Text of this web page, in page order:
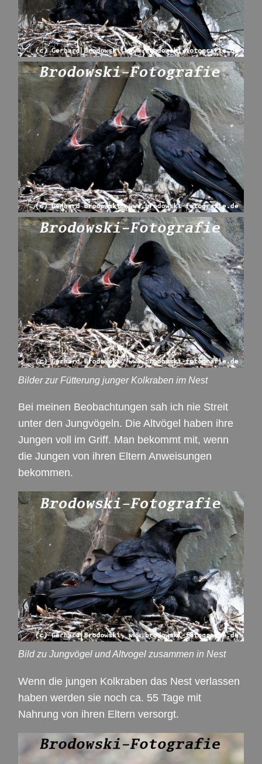
Bilder zur Fütterung junger Kolkraben im Nest
Bei meinen Beobachtungen sah ich nie Streit
unter den Jungvögeln. Die Altvögel haben ihre
Jungen voll im Griff. Man bekommt mit, wenn
die Jungen von ihren Eltern Anweisungen
bekommen.
Bild zu Jungvögel und Altvogel zusammen in Nest
Wenn die jungen Kolkraben das Nest verlassen
haben werden sie noch ca. 55 Tage mit
Nahrung von ihren Eltern versorgt.